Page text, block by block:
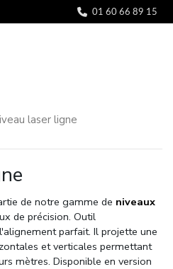
01 60 66 89 15
laser ligne
de notre gamme de niveaux
de précision. Outil
parfait. Il projette une
et verticales permettant
mètres. Disponible en version